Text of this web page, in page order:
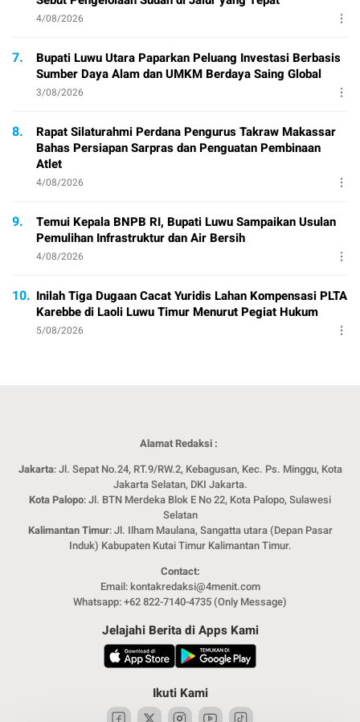
4/08/2026
7.
Bupati Luwu Utara Paparkan Peluang Investasi Berbasis
Sumber Daya Alam dan UMKM Berdaya Saing Global
3/08/2026
8.
Rapat Silaturahmi Perdana Pengurus Takraw Makassar
Bahas Persiapan Sarpras dan Penguatan Pembinaan
Atlet
4/08/2026
9.
Temui Kepala BNPB RI, Bupati Luwu Sampaikan Usulan
Pemulihan Infrastruktur dan Air Bersih
4/08/2026
10. Inilah Tiga Dugaan Cacat Yuridis Lahan Kompensasi PLTA
Karebbe di Laoli Luwu Timur Menurut Pegiat Hukum
5/08/2026
Alamat Redaksi :
Jakarta: Jl. Sepat No.24, RT.9/RW.2, Kebagusan, Kec. Ps. Minggu, Kota
Jakarta Selatan, DKI Jakarta.
Kota Palopo: Jl. BTN Merdeka Blok E No 22, Kota Palopo, Sulawesi
Selatan
Kalimantan Timur: Jl. Ilham Maulana, Sangatta utara (Depan Pasar
Induk) Kabupaten Kutai Timur Kalimantan Timur.
Contact:
Email: kontakredaksi@4menit.com
Whatsapp: +62 822-7140-4735 (Only Message)
Jelajahi Berita di Apps Kami
Ikuti Kami